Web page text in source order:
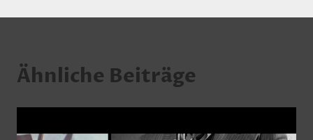
Ähnliche Beiträge